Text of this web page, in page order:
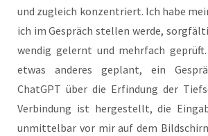
und zugleich kon­zen­triert. Ich habe
ich im Gespräch stel­len wer­de,
wen­dig gelernt und mehr­fach
etwas ande­res geplant, ein
ChatGPT über die Erfin­dung der
Ver­bin­dung ist her­ge­stellt, die
unmit­tel­bar vor mir auf dem